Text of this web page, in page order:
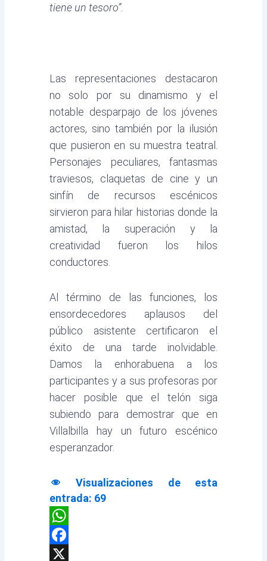
tiene un tesoro”.
Las representaciones destacaron
no solo por su dinamismo y el
notable desparpajo de los jóvenes
actores, sino también por la ilusión
que pusieron en su muestra teatral.
Personajes peculiares, fantasmas
traviesos, claquetas de cine y un
sinfín de recursos escénicos
sirvieron para hilar historias donde la
amistad, la superación y la
creatividad fueron los hilos
conductores.
Al término de las funciones, los
ensordecedores aplausos del
público asistente certificaron el
éxito de una tarde inolvidable.
Damos la enhorabuena a los
participantes y a sus profesoras por
hacer posible que el telón siga
subiendo para demostrar que en
Villalbilla hay un futuro escénico
esperanzador.
Visualizaciones de esta
entrada: 69
WhatsApp
Facebook